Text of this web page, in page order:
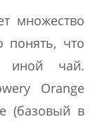
множество
понять, что
иной чай.
Orange
(базовый в